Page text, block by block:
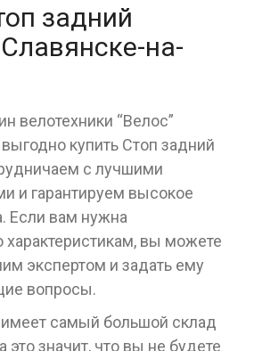
задний
на-
велотехники “Велос”
купить Стоп задний
с лучшими
и гарантируем высокое
Если вам нужна
характеристикам, вы можете
экспертом и задать ему
вопросы.
самый большой склад
значит, что вы не будете